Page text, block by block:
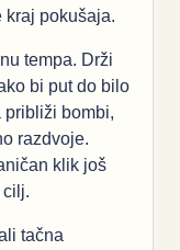
kraj pokušaja.
tempa. Drži
bi put do bilo
približi bombi,
razdvoje.
klik još
tačna